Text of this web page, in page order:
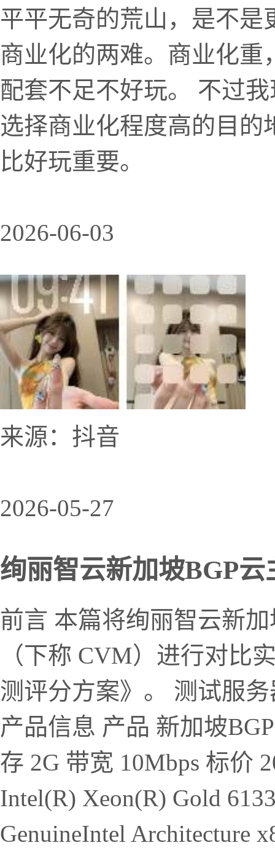
平平无奇的荒山，是不
商业化的两难。商业化
配套不足不好玩。 不过
选择商业化程度高的目
比好玩重要。
2026-06-03
来源：抖音
2026-05-27
绚丽智云新加坡BGP云
前言 本篇将绚丽智云新
（下称 CVM）进行对比
测评分方案》。 测试服
产品信息 产品 新加坡
存 2G 带宽 10Mbps 标价
Intel(R) Xeon(R) Gold
GenuineIntel Architecture